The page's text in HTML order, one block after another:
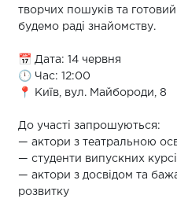
творчих пошуків та
будемо раді знайомству.
📅 Дата: 14 червня
🕛 Час: 12:00
📍 Київ, вул. Майбороди, 8
До участі запрошуються:
— актори з театральною
— студенти випускних
— актори з досвідом та
розвитку